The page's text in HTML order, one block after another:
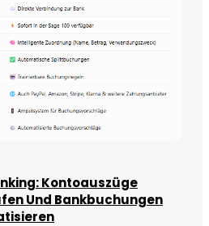
Kontoauszüge
Und Bankbuchungen